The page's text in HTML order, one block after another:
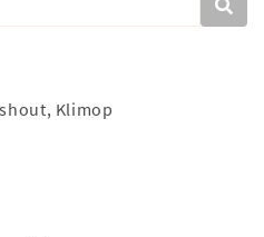
Klimop